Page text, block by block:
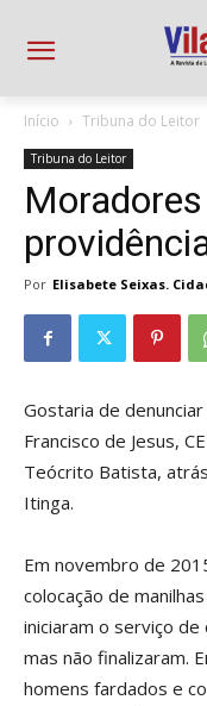
Início Tribuna do Leitor
Tribuna do Leitor
Por Elisabete Seixas.
Gostaria de
Francisco de Jesus,
Teócrito Batista,
Itinga.
Em novembro de
colocação de
iniciaram o serviço
mas não finalizaram.
homens fardados e